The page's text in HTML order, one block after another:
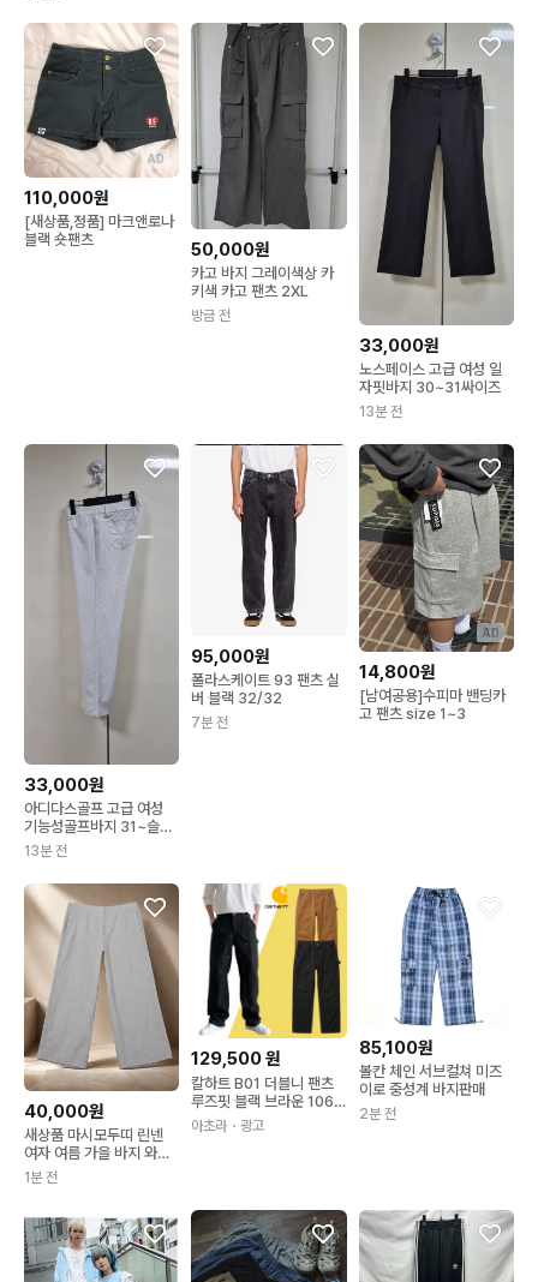
AD
110,000원
[새상품,정품] 마크앤로나
블랙 숏팬츠
50,000원
카고 바지 그레이색상 카
키색 카고 팬츠 2XL
방금 전
33,000원
노스페이스 고급 여성 일
자핏바지 30~31싸이즈
13분 전
33,000원
아디다스골프 고급 여성
기능성골프바지 31~슬림
32싸이즈
13분 전
95,000원
폴라스케이트 93 팬츠 실
버 블랙 32/32
7분 전
AD
14,800원
[남여공용]수피마 밴딩카
고 팬츠 size 1~3
40,000원
새상품 마시모두띠 린넨
여자 여름 가을 바지 와이
드 팬츠 빅사이즈 바지 35
36
1분 전
129,500원
칼하트 B01 더블니 팬츠
루즈핏 블랙 브라운 1066
79
아초라 ・광고
85,100원
볼칸 체인 서브컬쳐 미즈
이로 중성계 바지판매
2분 전